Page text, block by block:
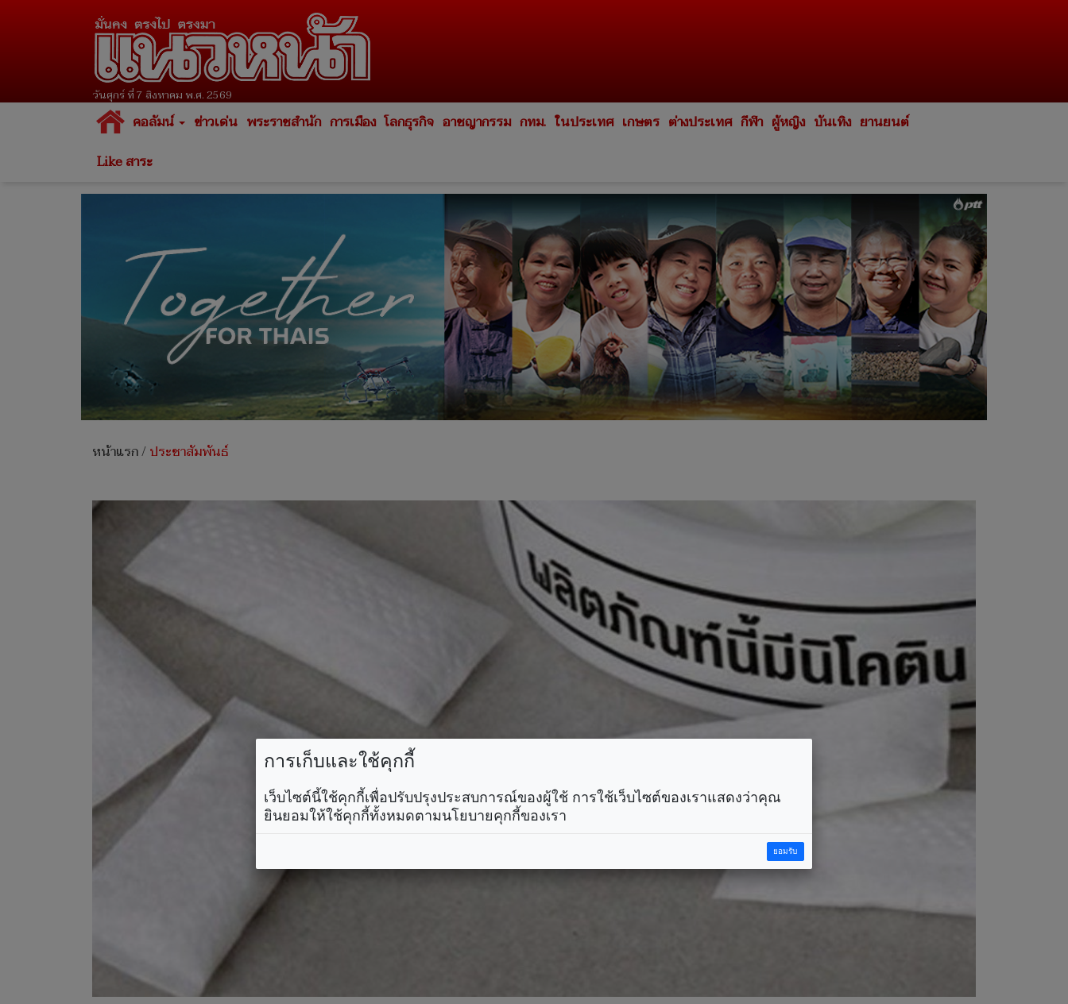
วันศุกร์ ที่ 7 สิงหาคม พ.ศ. 2569
คอลัมน์ ข่าวเด่น พระราชสำนัก การเมือง โลกธุรกิจ อาชญากรรม กทม. ในประเทศ เกษตร ต่างประเทศ กีฬา ผู้หญิง บันเทิง ยานยนต์
Like สาระ
หน้าแรก/ประชาสัมพันธ์
การเก็บและใช้คุกกี้
เว็บไซต์นี้ใช้คุกกี้เพื่อปรับปรุงประสบการณ์ของผู้ใช้ การใช้เว็บไซต์ของเราแสดงว่าคุณ
ยินยอมให้ใช้คุกกี้ทั้งหมดตามนโยบายคุกกี้ของเรา
ยอมรับ